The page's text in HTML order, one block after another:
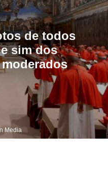
de todos
sim dos
Media